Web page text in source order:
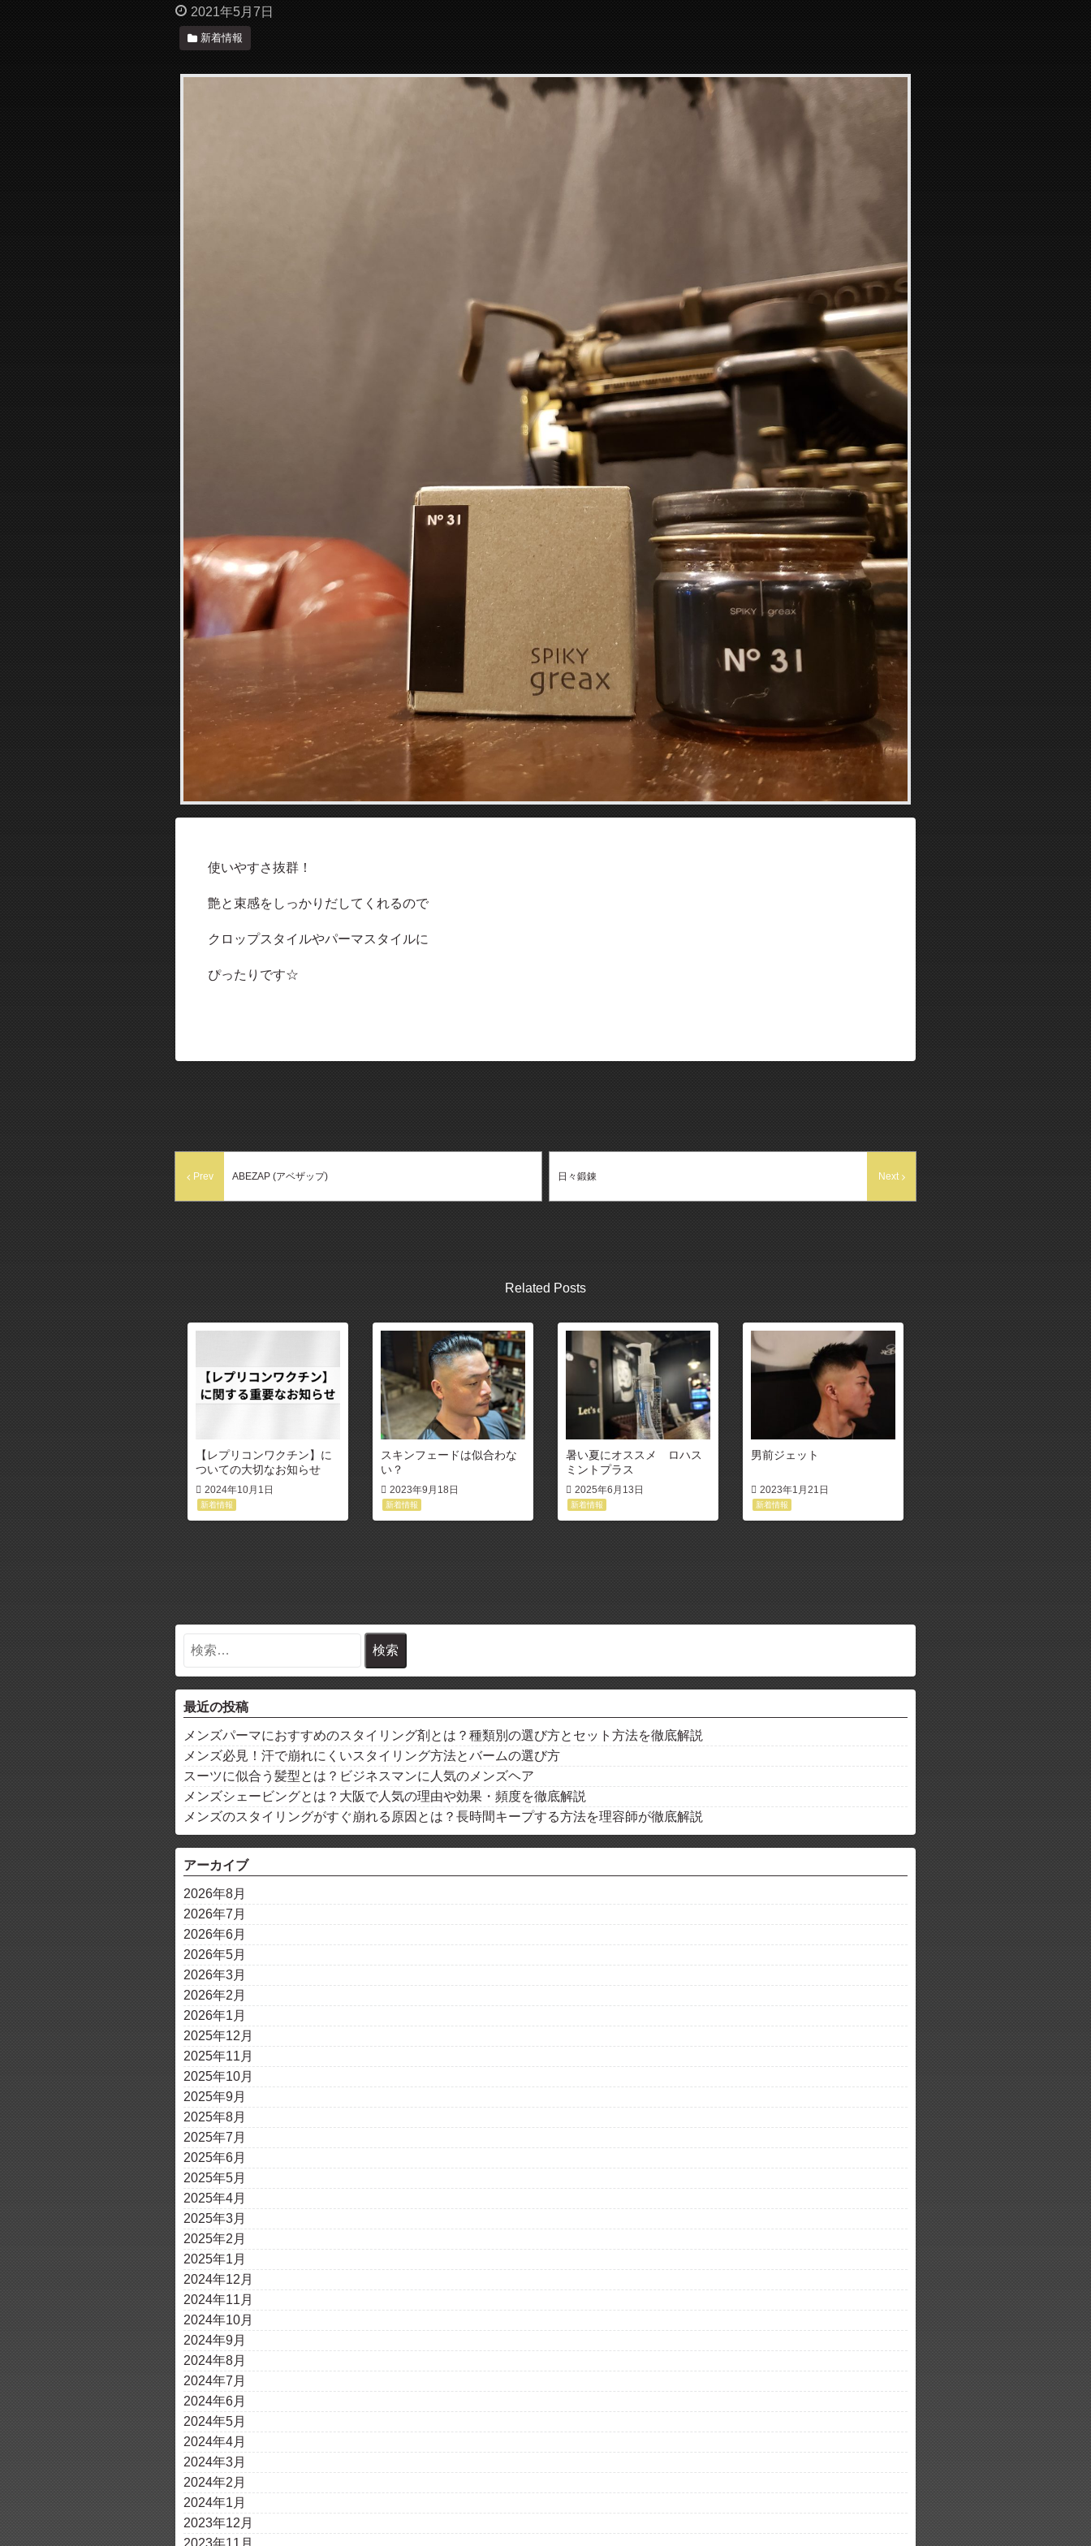
2021年5月7日
新着情報
使いやすさ抜群！
艶と束感をしっかりだしてくれるので
クロップスタイルやパーマスタイルに
ぴったりです☆
Prev ABEZAP (アベザップ) Next
日々鍛錬
Related Posts
【レプリコンワクチン】に
ついての大切なお知らせ
2024年10月1日
新着情報
スキンフェードは似合わな
い？
2023年9月18日
新着情報
暑い夏にオススメ ロハス
ミントプラス
2025年6月13日
新着情報
男前ジェット
2023年1月21日
新着情報
最近の投稿
メンズパーマにおすすめのスタイリング剤とは？種類別の選び方とセット方法を徹底解説
メンズ必見！汗で崩れにくいスタイリング方法とバームの選び方
スーツに似合う髪型とは？ビジネスマンに人気のメンズヘア
メンズシェービングとは？大阪で人気の理由や効果・頻度を徹底解説
メンズのスタイリングがすぐ崩れる原因とは？長時間キープする方法を理容師が徹底解説
アーカイブ
2026年8月
2026年7月
2026年6月
2026年5月
2026年3月
2026年2月
2026年1月
2025年12月
2025年11月
2025年10月
2025年9月
2025年8月
2025年7月
2025年6月
2025年5月
2025年4月
2025年3月
2025年2月
2025年1月
2024年12月
2024年11月
2024年10月
2024年9月
2024年8月
2024年7月
2024年6月
2024年5月
2024年4月
2024年3月
2024年2月
2024年1月
2023年12月
2023年11月